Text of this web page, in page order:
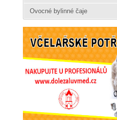
Ovocné bylinné čaje